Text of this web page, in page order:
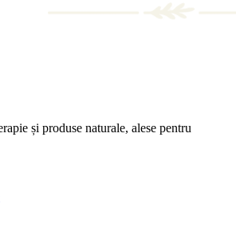
și produse naturale, alese pentru